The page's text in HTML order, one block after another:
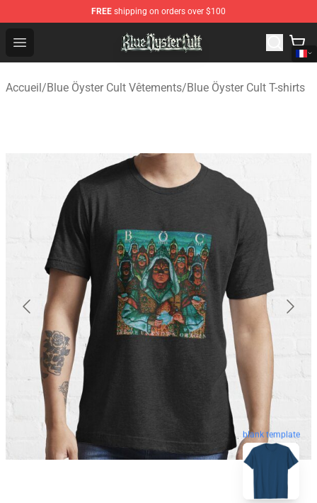
FREE shipping on orders over $100
Open menu
Blue Öyster Cult Store - Official Blue Öyster Cult
Accueil/Blue Öyster Cult Vêtements/Blue Öyster Cult T-shirts
blank template